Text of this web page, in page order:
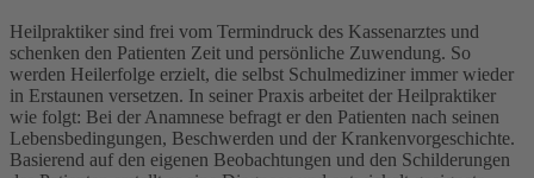
Heilpraktiker sind frei vom Termindruck des Kassenarztes und
schenken den Patienten Zeit und persönliche Zuwendung. So
werden Heilerfolge erzielt, die selbst Schulmediziner immer wieder
in Erstaunen versetzen. In seiner Praxis arbeitet der Heilpraktiker
wie folgt: Bei der Anamnese befragt er den Patienten nach seinen
Lebensbedingungen, Beschwerden und der Krankenvorgeschichte.
Basierend auf den eigenen Beobachtungen und den Schilderungen